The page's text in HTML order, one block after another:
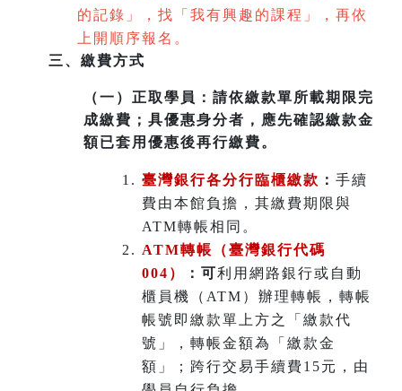
的記錄」，找「我有興趣的課程」，再依
上開順序報名。
三、繳費方式
（一） 正取學員：請依繳款單所載期限完
成繳費；具優惠身分者，應先確認繳款金
額已套用優惠後再行繳費。
臺灣銀行各分行臨櫃繳款 ： 手續
費由本館負擔，其繳費期限與
ATM轉帳相同。
ATM轉帳（臺灣銀行代碼
004）
：可利用網路銀行或自動
櫃員機（ATM）辦理轉帳，轉帳
帳號即繳款單上方之「繳款代
號」，轉帳金額為「繳款金
額」；跨行交易手續費15元，由